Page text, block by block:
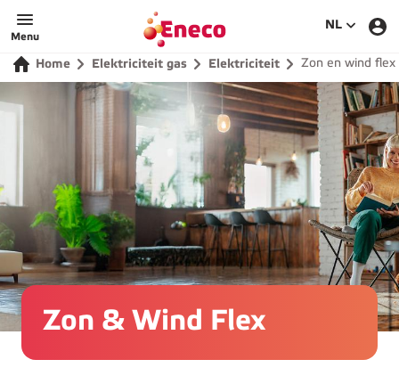
Menu
NL
Home Elektriciteit gas Elektriciteit Zon en wind flex
Zon & Wind Flex